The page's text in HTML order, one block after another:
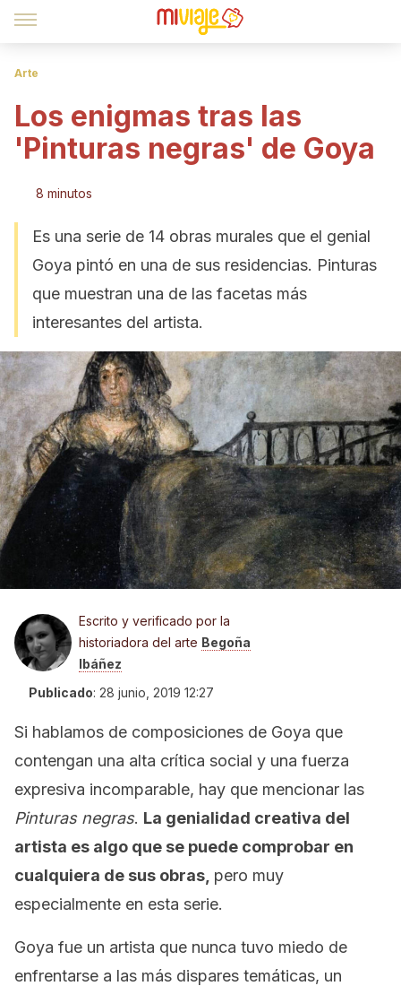
Arte
Los enigmas tras las
'Pinturas negras' de Goya
8 minutos
Es una serie de 14 obras murales que el genial
Goya pintó en una de sus residencias. Pinturas
que muestran una de las facetas más
interesantes del artista.
Escrito y verificado por la
historiadora del arte Begoña
Ibáñez
Publicado: 28 junio, 2019 12:27
Si hablamos de composiciones de Goya que
contengan una alta crítica social y una fuerza
expresiva incomparable, hay que mencionar las
Pinturas negras. La genialidad creativa del
artista es algo que se puede comprobar en
cualquiera de sus obras, pero muy
especialmente en esta serie.
Goya fue un artista que nunca tuvo miedo de
enfrentarse a las más dispares temáticas, un